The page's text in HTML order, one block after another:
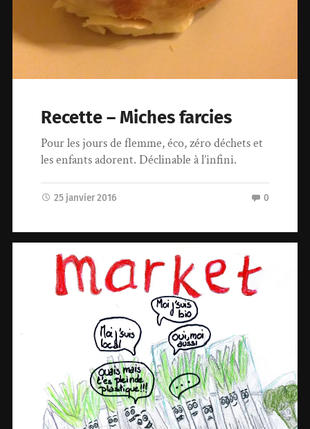
Recette – Miches farcies
Pour les jours de flemme, éco, zéro déchets et
les enfants adorent. Déclinable à l’infini.
25 janvier 2016 0